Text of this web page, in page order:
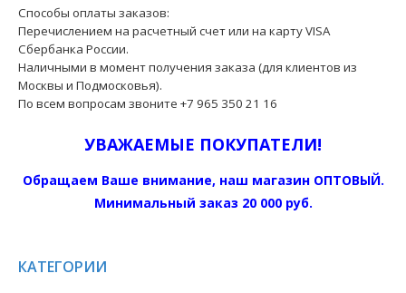
Способы оплаты заказов:
Перечислением на расчетный счет или на карту VISA
Сбербанка России.
Наличными в момент получения заказа (для клиентов из
Москвы и Подмосковья).
По всем вопросам звоните +7 965 350 21 16
УВАЖАЕМЫЕ ПОКУПАТЕЛИ!
Обращаем Ваше внимание, наш магазин ОПТОВЫЙ.
Минимальный заказ 20 000 руб.
КАТЕГОРИИ